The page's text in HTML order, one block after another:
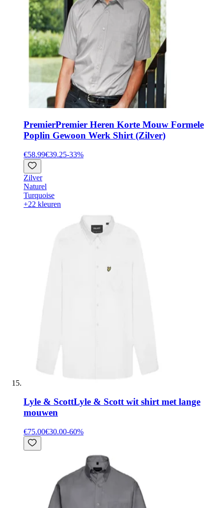
PremierPremier Heren Korte Mouw Formele
Poplin Gewoon Werk Shirt (Zilver)
€58.99€39.25-33%
Zilver
Naturel
Turquoise
+22 kleuren
Lyle & ScottLyle & Scott wit shirt met lange
mouwen
€75.00€30.00-60%